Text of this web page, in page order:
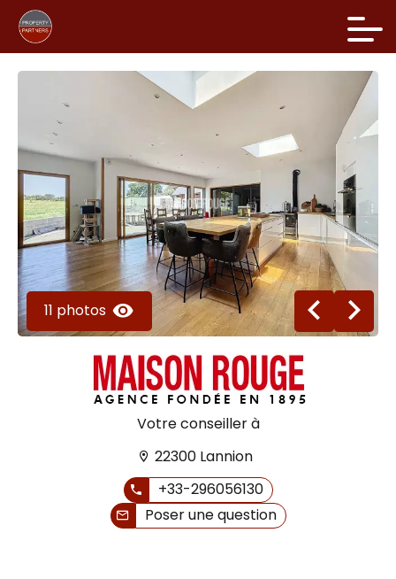
11 photos
Votre conseiller à
22300 Lannion
+33-296056130
Poser une question